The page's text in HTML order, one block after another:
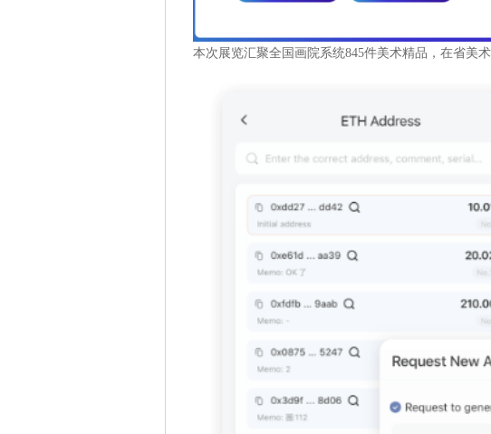
本次展览汇聚全国画院系统845件美术精品，在省美